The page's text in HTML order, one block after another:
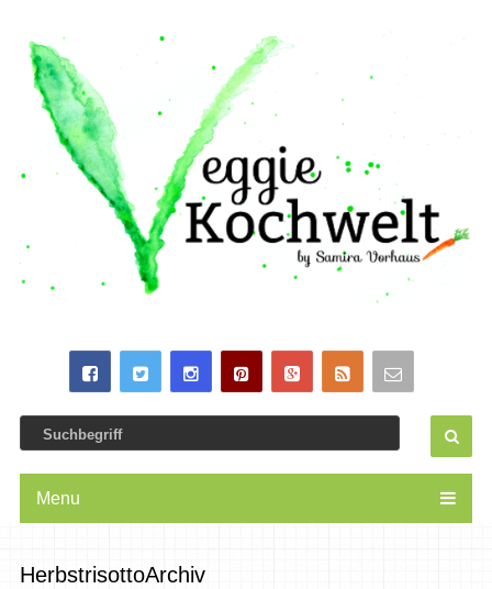
Menu
HerbstrisottoArchiv